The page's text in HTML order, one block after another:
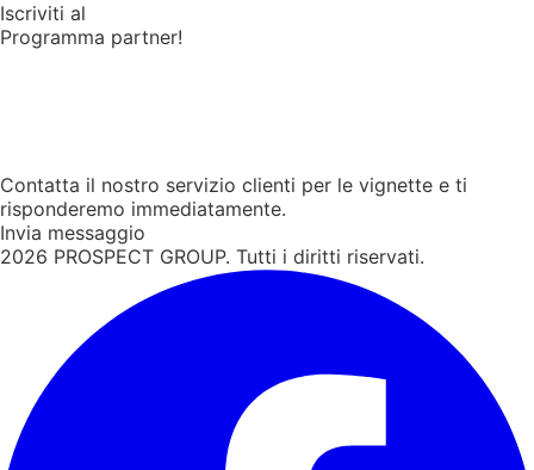
Iscriviti al
Programma partner!
Contatta il nostro servizio clienti per le vignette e ti
risponderemo immediatamente.
Invia messaggio
2026 PROSPECT GROUP. Tutti i diritti riservati.